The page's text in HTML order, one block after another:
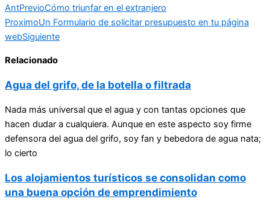
AntPrevioCómo triunfar en el extranjero
ProximoUn Formulario de solicitar presupuesto en tu página
webSiguiente
Relacionado
Agua del grifo, de la botella o filtrada
Nada más universal que el agua y con tantas opciones que
hacen dudar a cualquiera. Aunque en este aspecto soy firme
defensora del agua del grifo, soy fan y bebedora de agua nata;
lo cierto
Los alojamientos turísticos se consolidan como
una buena opción de emprendimiento